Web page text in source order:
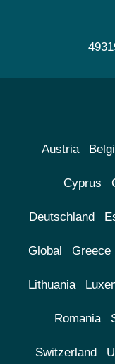
Austria
Cyprus
Deutschland
Global Greece
Lithuania
Romania
Switzerland